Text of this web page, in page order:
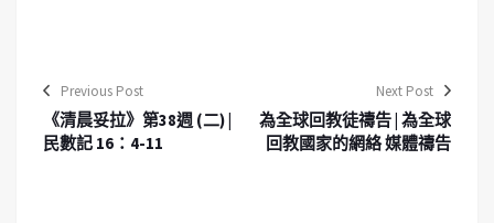
Previous Post
《清晨妥拉》第38週 (二) |
民數記 16：4-11
Next Post
為全球回教徒禱告 | 為全球
回教國家的網絡 媒體禱告